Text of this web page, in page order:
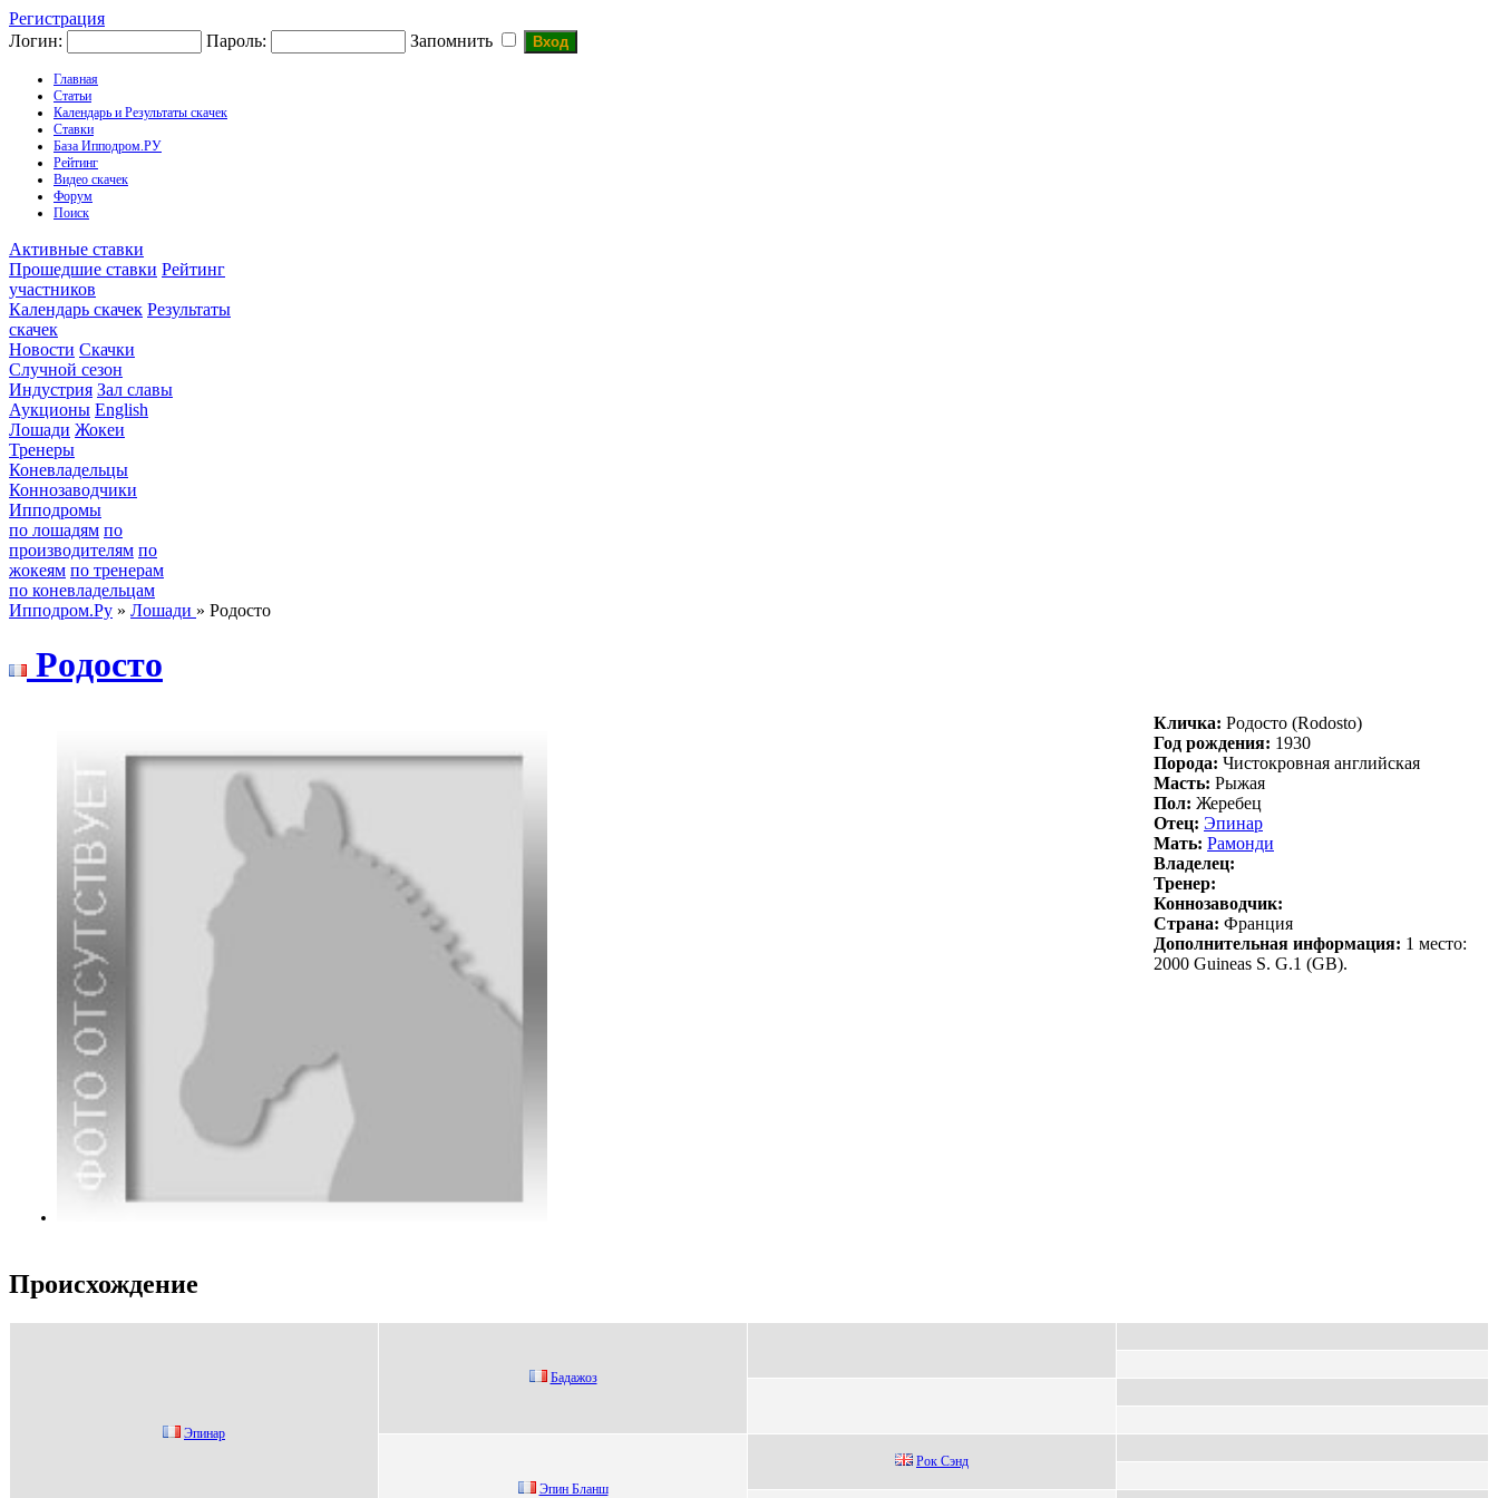
Регистрация
Логин:
Пароль: Запомнить
Главная
Статьи
Календарь и Результаты скачек
Ставки
База Ипподром.РУ
Рейтинг
Видео скачек
Форум
Поиск
Активные ставки
Прошедшие ставки Рейтинг
участников
Календарь скачек Результаты
скачек
Новости Скачки
Случной сезон
Индустрия Зал славы
Аукционы English
Лошади Жокеи
Тренеры
Коневладельцы
Коннозаводчики
Ипподромы
по лошадям по
производителям по
жокеям по тренерам
по коневладельцам
Ипподром.Ру » Лошади » Родосто
Рoдocтo
Кличка: Рoдocтo (Rodosto)
Год рождения: 1930
Порода: Чистокровная английская
Масть: Рыжая
Пол: Жеребец
Отец: Эпинap
Мать: Рaмoнди
Владелец:
Тренер:
Коннозаводчик:
Страна: Франция
Дополнительная информация: 1 место:
2000 Guineas S. G.1 (GB).
Происхождение
Эпинap
Бадажoз
Эпин Бланш
Pок Cэнд